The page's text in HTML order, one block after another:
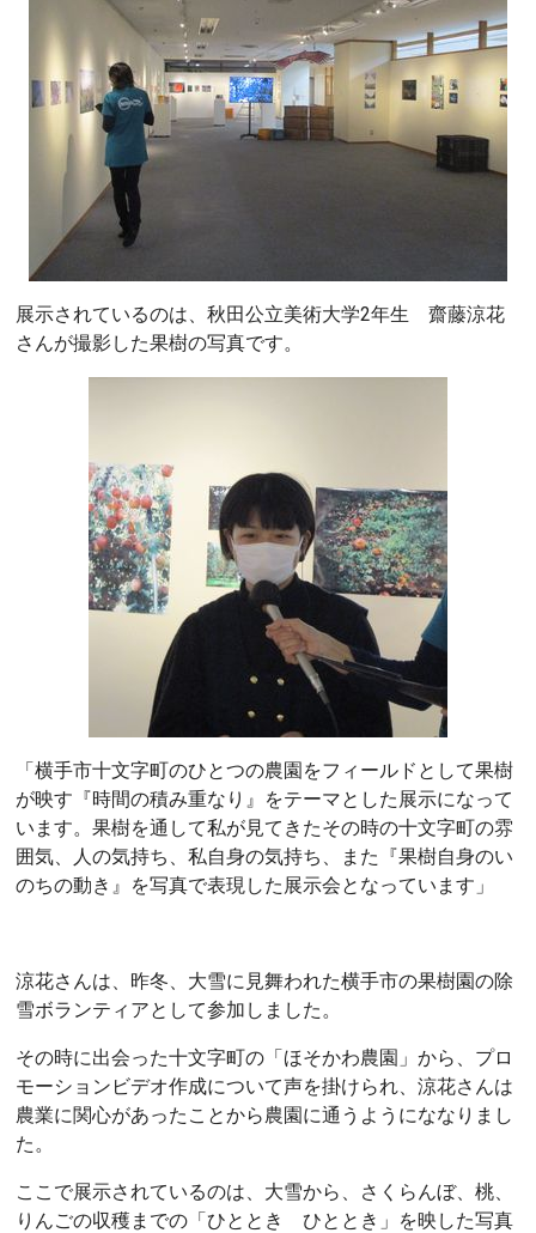
展示されているのは、秋田公立美術大学2年生 齋藤涼花
さんが撮影した果樹の写真です。
「横手市十文字町のひとつの農園をフィールドとして果樹
が映す『時間の積み重なり』をテーマとした展示になって
います。果樹を通して私が見てきたその時の十文字町の雰
囲気、人の気持ち、私自身の気持ち、また『果樹自身のい
のちの動き』を写真で表現した展示会となっています」
涼花さんは、昨冬、大雪に見舞われた横手市の果樹園の除
雪ボランティアとして参加しました。
その時に出会った十文字町の「ほそかわ農園」から、プロ
モーションビデオ作成について声を掛けられ、涼花さんは
農業に関心があったことから農園に通うようにななりまし
た。
ここで展示されているのは、大雪から、さくらんぼ、桃、
りんごの収穫までの「ひととき ひととき」を映した写真